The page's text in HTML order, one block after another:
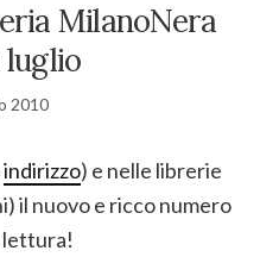
MilanoNera
2010
indirizzo) e nelle librerie
il nuovo e ricco numero
lettura!